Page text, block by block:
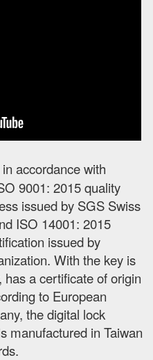
accordance with
9001: 2015 quality
issued by SGS Swiss
ISO 14001: 2015
issued by
With the key is
a certificate of origin
to European
the digital lock
manufactured in Taiwan